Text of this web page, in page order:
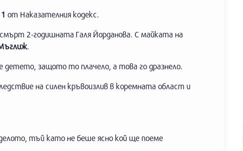
от Наказателния кодекс.
2-годишната Галя Йорданова. С майката на
.
детето, защото то плачело, а това го дразнело.
на силен кръвоизлив в коремната област и
тъй като не беше ясно кой ще поеме